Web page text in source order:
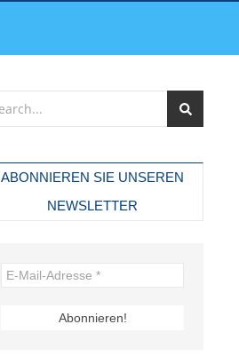
ABONNIEREN SIE UNSEREN
NEWSLETTER